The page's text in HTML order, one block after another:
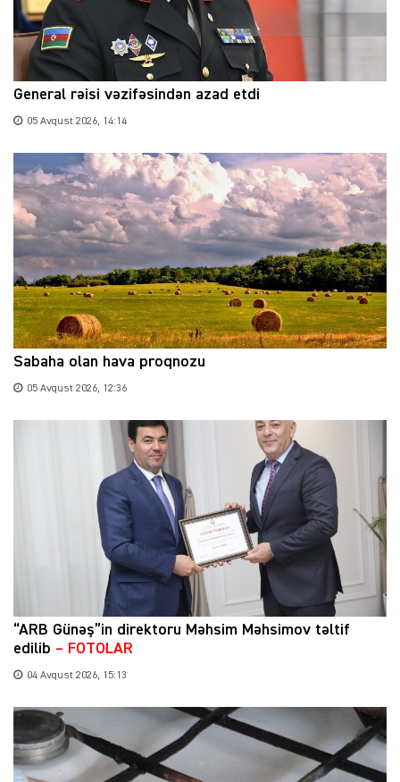
General rəisi vəzifəsindən azad etdi
05 Avqust 2026, 14:14
Sabaha olan hava proqnozu
05 Avqust 2026, 12:36
“ARB Günəş”in direktoru Məhsim Məhsimov təltif
edilib – FOTOLAR
04 Avqust 2026, 15:13